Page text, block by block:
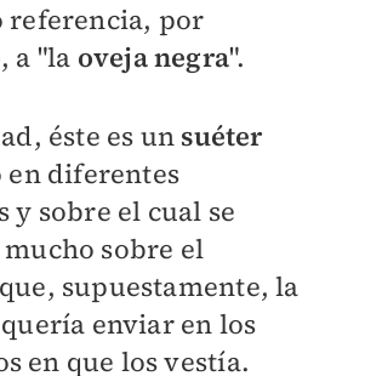
referencia, por
a "la oveja negra".
éste es unsuéter
en diferentes
y sobre el cual se
sobre el
supuestamente, la
enviar en los
en que los vestía.